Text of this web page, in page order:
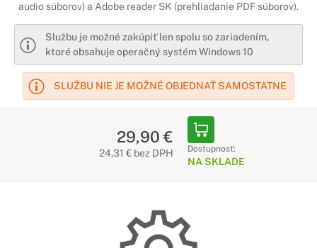
audio súborov) a Adobe reader SK (prehliadanie PDF súborov).
Službu je možné zakúpiť len spolu so zariadením,
ktoré obsahuje operačný systém Windows 10
SLUŽBU NIE JE MOŽNÉ OBJEDNAŤ SAMOSTATNE
29,90 €
24,31 € bez DPH Dostupnosť:
NA SKLADE